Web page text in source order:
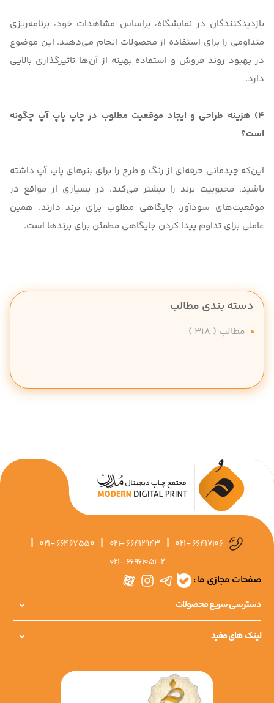
بازدیدکنندگان در نمایشگاه، براساس مشاهدات خود، برنامه‌ریزی
متداومی را برای استفاده از محصولات انجام می‌دهند. این موضوع
در بهبود روند فروش و استفاده بهینه از آن‌ها تاثیرگذاری بالایی
دارد.
4) هزینه طراحی و ایجاد موقعیت مطلوب در چاپ پاپ آپ چگونه
است؟
این‌که چیدمانی حرفه‌ای از رنگ و طرح را برای بنرهای پاپ آپ داشته
باشید، محبوبیت برند را بیشتر می‌کند. در بسیاری از مواقع در
موقعیت‌های سودآور، جایگاهی مطلوب برای برند دارند. همین
عاملی برای تداوم پیدا کردن جایگاهی مطمئن برای برندها است.
دسته بندی مطالب
مطالب ( 318 )
021- 66417106
|
021- 66412943
|
021- 66467550
|
021- 66961051-2
صفحات مجازی ما :
دسترسی سریع محصولات
لینک های مفید